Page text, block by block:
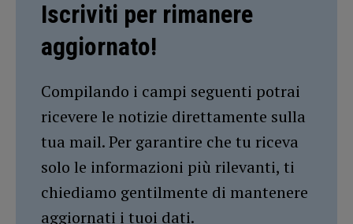
Iscriviti per rimanere
aggiornato!
Compilando i campi seguenti potrai
ricevere le notizie direttamente sulla
tua mail. Per garantire che tu riceva
solo le informazioni più rilevanti, ti
chiediamo gentilmente di mantenere
aggiornati i tuoi dati.